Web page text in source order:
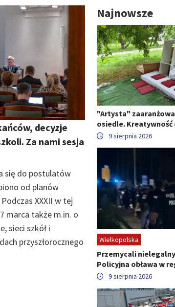
decyzje
Za nami sesja
się do postulatów
od planów
XXXII w tej
marca także m.in. o
sieci szkół i
przyszłorocznego
Najnowsze
"Artysta"
osiedle. Kreatywność
9 sierpnia 2026
Wielkopolska
Przemycali
Policyjna obława w
9 sierpnia 2026